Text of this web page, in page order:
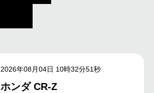
2026年08月04日 10時32分51秒
ホンダ CR-Z